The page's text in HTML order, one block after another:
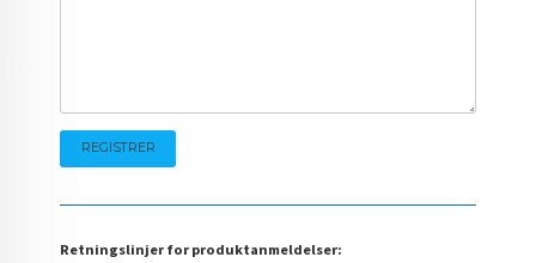
Retningslinjer for produktanmeldelser: